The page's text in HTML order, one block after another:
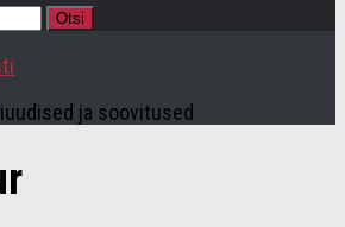
ja soovitused